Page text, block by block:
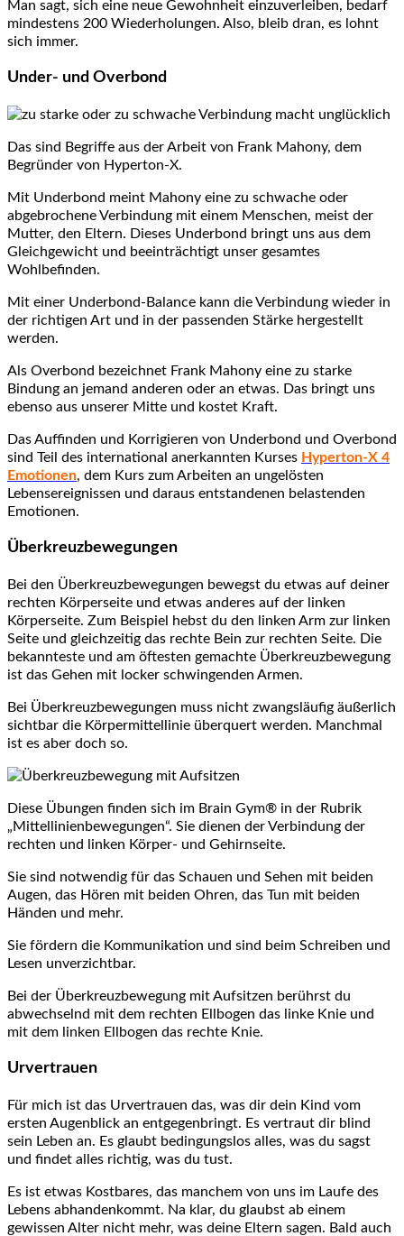
Man sagt, sich eine neue Gewohnheit einzuverleiben, bedarf
mindestens 200 Wiederholungen. Also, bleib dran, es lohnt
sich immer.
Under- und Overbond
Das sind Begriffe aus der Arbeit von Frank Mahony, dem
Begründer von Hyperton-X.
Mit Underbond meint Mahony eine zu schwache oder
abgebrochene Verbindung mit einem Menschen, meist der
Mutter, den Eltern. Dieses Underbond bringt uns aus dem
Gleichgewicht und beeinträchtigt unser gesamtes
Wohlbefinden.
Mit einer Underbond-Balance kann die Verbindung wieder in
der richtigen Art und in der passenden Stärke hergestellt
werden.
Als Overbond bezeichnet Frank Mahony eine zu starke
Bindung an jemand anderen oder an etwas. Das bringt uns
ebenso aus unserer Mitte und kostet Kraft.
Das Auffinden und Korrigieren von Underbond und Overbond
sind Teil des international anerkannten Kurses Hyperton-X 4
Emotionen, dem Kurs zum Arbeiten an ungelösten
Lebensereignissen und daraus entstandenen belastenden
Emotionen.
Überkreuzbewegungen
Bei den Überkreuzbewegungen bewegst du etwas auf deiner
rechten Körperseite und etwas anderes auf der linken
Körperseite. Zum Beispiel hebst du den linken Arm zur linken
Seite und gleichzeitig das rechte Bein zur rechten Seite. Die
bekannteste und am öftesten gemachte Überkreuzbewegung
ist das Gehen mit locker schwingenden Armen.
Bei Überkreuzbewegungen muss nicht zwangsläufig äußerlich
sichtbar die Körpermittellinie überquert werden. Manchmal
ist es aber doch so.
Diese Übungen finden sich im Brain Gym® in der Rubrik
„Mittellinienbewegungen“. Sie dienen der Verbindung der
rechten und linken Körper- und Gehirnseite.
Sie sind notwendig für das Schauen und Sehen mit beiden
Augen, das Hören mit beiden Ohren, das Tun mit beiden
Händen und mehr.
Sie fördern die Kommunikation und sind beim Schreiben und
Lesen unverzichtbar.
Bei der Überkreuzbewegung mit Aufsitzen berührst du
abwechselnd mit dem rechten Ellbogen das linke Knie und
mit dem linken Ellbogen das rechte Knie.
Urvertrauen
Für mich ist das Urvertrauen das, was dir dein Kind vom
ersten Augenblick an entgegenbringt. Es vertraut dir blind
sein Leben an. Es glaubt bedingungslos alles, was du sagst
und findet alles richtig, was du tust.
Es ist etwas Kostbares, das manchem von uns im Laufe des
Lebens abhandenkommt. Na klar, du glaubst ab einem
gewissen Alter nicht mehr, was deine Eltern sagen. Bald auch